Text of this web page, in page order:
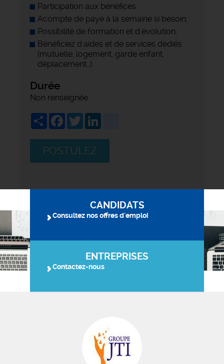
Participation aux bénéfices
Acompte de paye à la semaine si besoin,
Possibilité de formation et d'évolution,
Bénéficiez d'aides et de services dédiés
(mutuelle, logement, garde enfant,
déplacement…)
Durée
Non renseignée
ShareFacebook
Twitter
POSTULEZ
CANDIDATS
Consultez nos offres d'emploi
ENTREPRISES
Contactez-nous